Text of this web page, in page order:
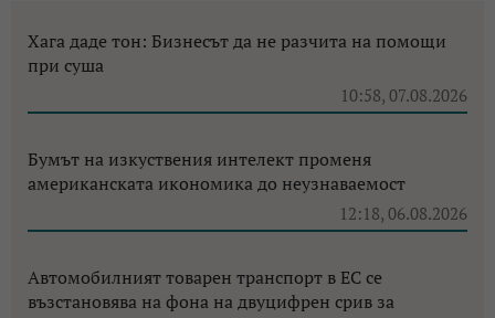
Хага даде тон: Бизнесът да не разчита на помощи
при суша
10:58, 07.08.2026
Бумът на изкуствения интелект променя
американската икономика до неузнаваемост
12:18, 06.08.2026
Автомобилният товарен транспорт в ЕС се
възстановява на фона на двуцифрен срив за